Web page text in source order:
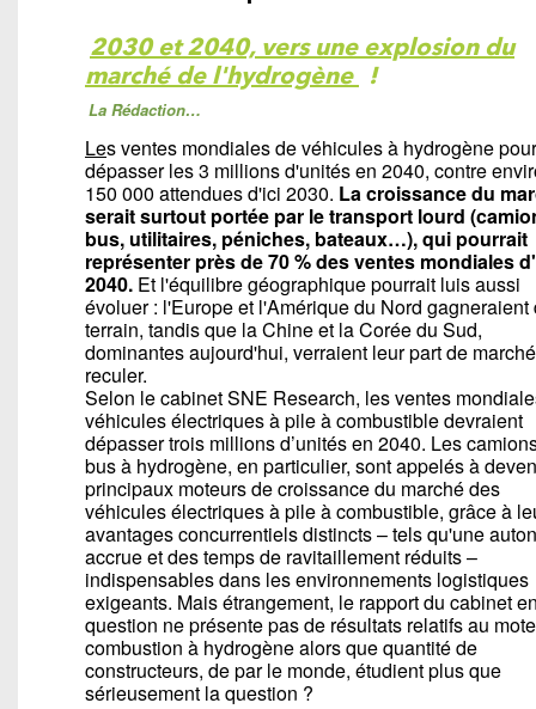
2030 et 2040, vers une explosion du
marché de l'hydrogène !
La Rédaction…
Les ventes mondiales de véhicules à hydrogène
dépasser les 3 millions d'unités en 2040, contre
150 000 attendues d'ici 2030. La croissance du
serait surtout portée par le transport lourd
bus, utilitaires, péniches, bateaux…), qui pourrait
représenter près de 70 % des ventes mondiales
2040. Et l'équilibre géographique pourrait luis aussi
évoluer : l'Europe et l'Amérique du Nord gagneraient
terrain, tandis que la Chine et la Corée du Sud,
dominantes aujourd'hui, verraient leur part de marché
reculer.
Selon le cabinet SNE Research, les ventes
véhicules électriques à pile à combustible devraient
dépasser trois millions d’unités en 2040. Les
bus à hydrogène, en particulier, sont appelés à
principaux moteurs de croissance du marché des
véhicules électriques à pile à combustible, grâce à
avantages concurrentiels distincts – tels qu'une
accrue et des temps de ravitaillement réduits –
indispensables dans les environnements logistiques
exigeants. Mais étrangement, le rapport du cabinet
question ne présente pas de résultats relatifs au
combustion à hydrogène alors que quantité de
constructeurs, de par le monde, étudient plus que
sérieusement la question ?